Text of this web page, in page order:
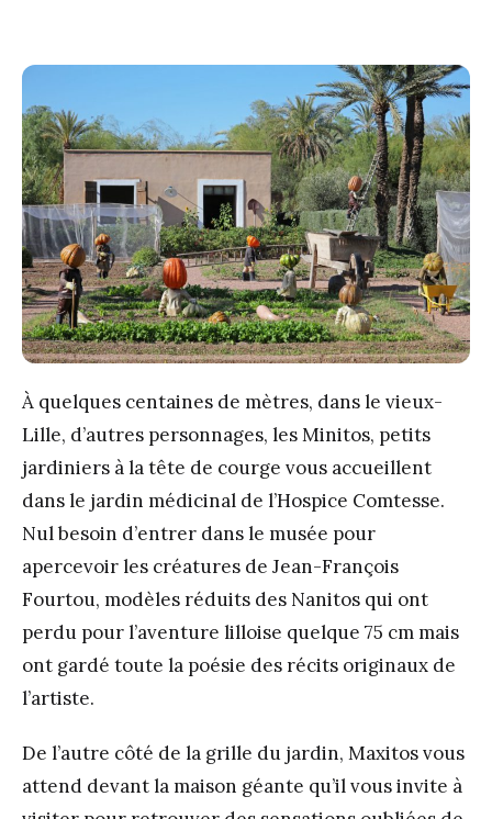
À quelques centaines de mètres, dans le vieux-
Lille, d’autres personnages, les Minitos, petits
jardiniers à la tête de courge vous accueillent
dans le jardin médicinal de l’Hospice Comtesse.
Nul besoin d’entrer dans le musée pour
apercevoir les créatures de Jean-François
Fourtou, modèles réduits des Nanitos qui ont
perdu pour l’aventure lilloise quelque 75 cm mais
ont gardé toute la poésie des récits originaux de
l’artiste.
De l’autre côté de la grille du jardin, Maxitos vous
attend devant la maison géante qu’il vous invite à